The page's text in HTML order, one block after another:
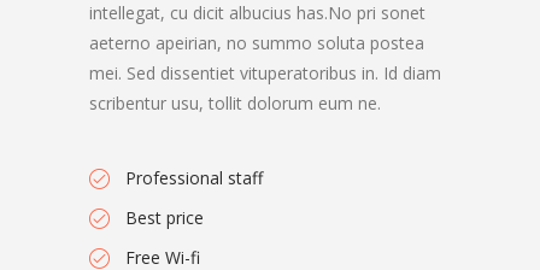
intellegat, cu dicit albucius has.No pri sonet
aeterno apeirian, no summo soluta postea
mei. Sed dissentiet vituperatoribus in. Id diam
scribentur usu, tollit dolorum eum ne.
Professional staff
Best price
Free Wi-fi